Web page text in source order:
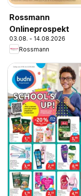
Rossmann
Onlineprospekt
03.08. - 14.08.2026
Rossmann